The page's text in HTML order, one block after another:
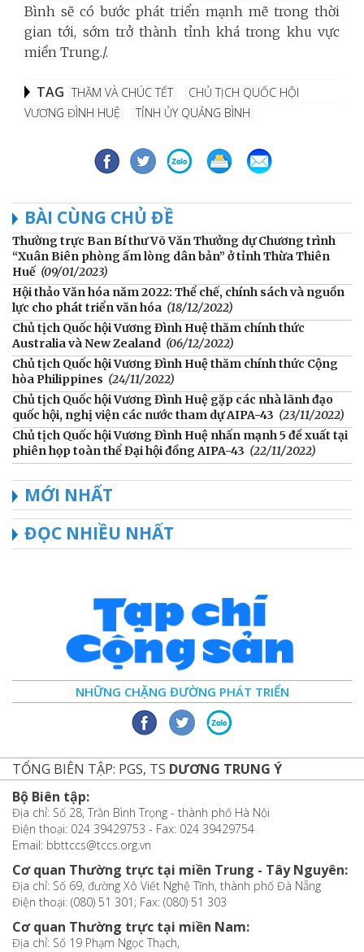
Bình sẽ có bước phát triển mạnh mẽ trong thời
gian tới, sớm trở thành tỉnh khá trong khu vực
miền Trung./.
TAG THĂM VÀ CHÚC TẾT
CHỦ TỊCH QUỐC HỘI
VƯƠNG ĐÌNH HUỆ
TỈNH ỦY QUẢNG BÌNH
BÀI CÙNG CHỦ ĐỀ
Thường trực Ban Bí thư Võ Văn Thưởng dự Chương trình
“Xuân Biên phòng ấm lòng dân bản” ở tỉnh Thừa Thiên
Huế (09/01/2023)
Hội thảo Văn hóa năm 2022: Thể chế, chính sách và nguồn
lực cho phát triển văn hóa (18/12/2022)
Chủ tịch Quốc hội Vương Đình Huệ thăm chính thức
Australia và New Zealand (06/12/2022)
Chủ tịch Quốc hội Vương Đình Huệ thăm chính thức Cộng
hòa Philippines (24/11/2022)
Chủ tịch Quốc hội Vương Đình Huệ gặp các nhà lãnh đạo
quốc hội, nghị viện các nước tham dự AIPA-43 (23/11/2022)
Chủ tịch Quốc hội Vương Đình Huệ nhấn mạnh 5 đề xuất tại
phiên họp toàn thể Đại hội đồng AIPA-43 (22/11/2022)
MỚI NHẤT
ĐỌC NHIỀU NHẤT
NHỮNG CHẶNG ĐƯỜNG PHÁT TRIỂN
TỔNG BIÊN TẬP: PGS, TS DƯƠNG TRUNG Ý
Bộ Biên tập:
Địa chỉ: Số 28, Trần Bình Trọng - thành phố Hà Nội
Điện thoại: 024 39429753 - Fax: 024 39429754
Email: bbttccs@tccs.org.vn
Cơ quan Thường trực tại miền Trung - Tây Nguyên:
Địa chỉ: Số 69, đường Xô Viết Nghệ Tĩnh, thành phố Đà Nẵng
Điện thoại: (080) 51 301; Fax: (080) 51 303
Cơ quan Thường trực tại miền Nam:
Địa chỉ: Số 19 Phạm Ngọc Thạch,